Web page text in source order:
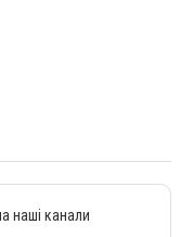
наші канали